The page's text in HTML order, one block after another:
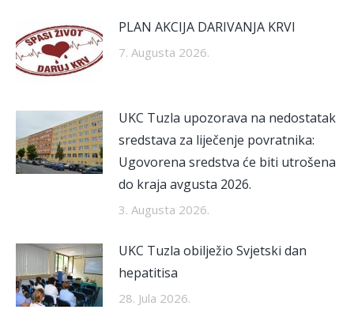
PLAN AKCIJA DARIVANJA KRVI
7. Augusta 2026.
UKC Tuzla upozorava na nedostatak
sredstava za liječenje povratnika:
Ugovorena sredstva će biti utrošena
do kraja avgusta 2026.
3. Augusta 2026.
UKC Tuzla obilježio Svjetski dan
hepatitisa
28. Jula 2026.